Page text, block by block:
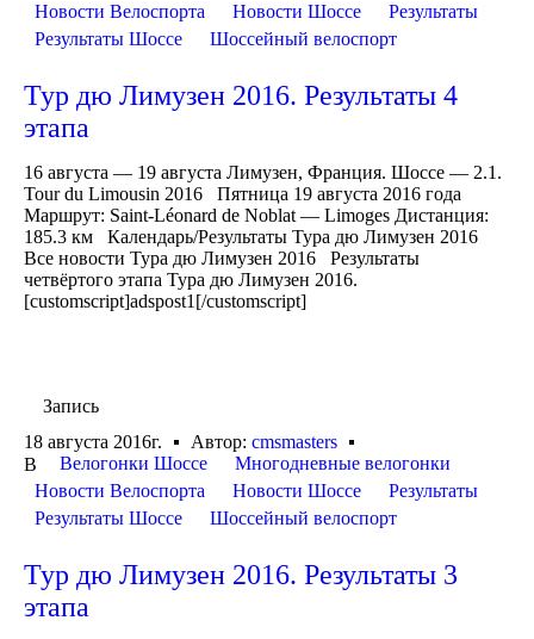
Новости Велоспорта
Новости Шоссе
Результаты
Результаты Шоссе
Шоссейный велоспорт
Тур дю Лимузен 2016. Результаты 4
этапа
16 августа — 19 августа Лимузен, Франция. Шоссе — 2.1.
Tour du Limousin 2016 Пятница 19 августа 2016 года
Маршрут: Saint-Léonard de Noblat — Limoges Дистанция:
185.3 км Календарь/Результаты Тура дю Лимузен 2016
Все новости Тура дю Лимузен 2016 Результаты
четвёртого этапа Тура дю Лимузен 2016.
[customscript]adspost1[/customscript]
Запись
18 августа 2016г.
Автор: cmsmasters
В
Велогонки Шоссе
Многодневные велогонки
Новости Велоспорта
Новости Шоссе
Результаты
Результаты Шоссе
Шоссейный велоспорт
Тур дю Лимузен 2016. Результаты 3
этапа